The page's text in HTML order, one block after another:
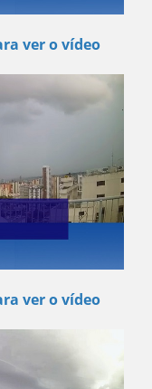
ver o vídeo
ver o vídeo